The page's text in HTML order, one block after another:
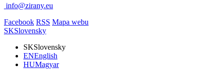
info@zirany.eu
Facebook RSS Mapa webu
SKSlovensky
SKSlovensky
ENEnglish
HUMagyar